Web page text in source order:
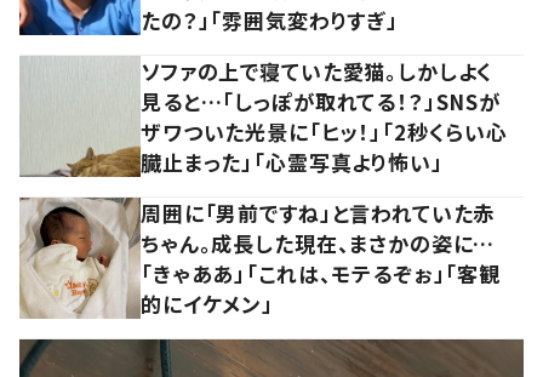
たの？」「雰囲気変わりすぎ」
ソファの上で寝ていた愛猫。しかしよく
見ると…「しっぽが取れてる！？」SNSが
ザワついた光景に「ヒッ！」「2秒くらい心
臓止まった」「心霊写真より怖い」
周囲に「男前ですね」と言われていた赤
ちゃん。成長した現在、まさかの姿に…
「きゃああ」「これは、モテるぞぉ」「客観
的にイケメン」